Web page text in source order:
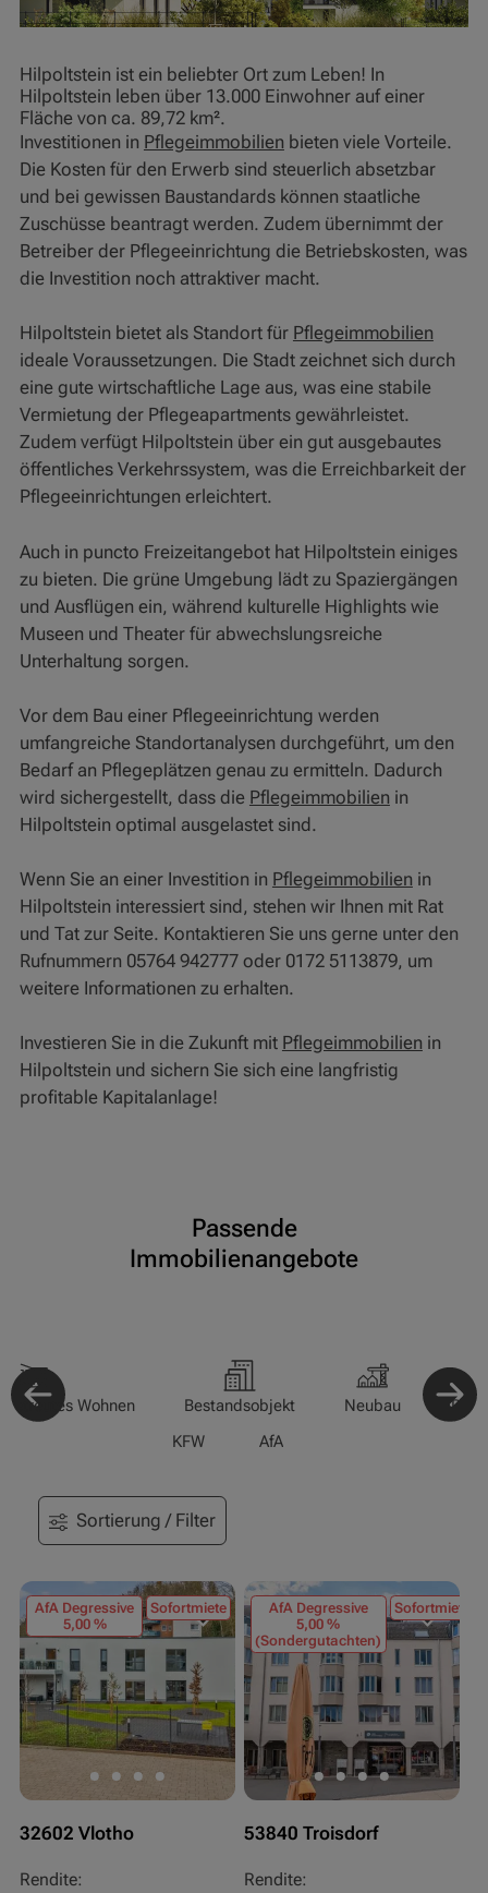
Hilpoltstein ist ein beliebter Ort zum Leben! In
Hilpoltstein leben über 13.000 Einwohner auf einer
Fläche von ca. 89,72 km².
Investitionen in Pflegeimmobilien bieten viele Vorteile.
Die Kosten für den Erwerb sind steuerlich absetzbar
und bei gewissen Baustandards können staatliche
Zuschüsse beantragt werden. Zudem übernimmt der
Betreiber der Pflegeeinrichtung die Betriebskosten, was
die Investition noch attraktiver macht.
Hilpoltstein bietet als Standort für Pflegeimmobilien
ideale Voraussetzungen. Die Stadt zeichnet sich durch
eine gute wirtschaftliche Lage aus, was eine stabile
Vermietung der Pflegeapartments gewährleistet.
Zudem verfügt Hilpoltstein über ein gut ausgebautes
öffentliches Verkehrssystem, was die Erreichbarkeit der
Pflegeeinrichtungen erleichtert.
Auch in puncto Freizeitangebot hat Hilpoltstein einiges
zu bieten. Die grüne Umgebung lädt zu Spaziergängen
und Ausflügen ein, während kulturelle Highlights wie
Museen und Theater für abwechslungsreiche
Unterhaltung sorgen.
Vor dem Bau einer Pflegeeinrichtung werden
umfangreiche Standortanalysen durchgeführt, um den
Bedarf an Pflegeplätzen genau zu ermitteln. Dadurch
wird sichergestellt, dass die Pflegeimmobilien in
Hilpoltstein optimal ausgelastet sind.
Wenn Sie an einer Investition in Pflegeimmobilien in
Hilpoltstein interessiert sind, stehen wir Ihnen mit Rat
und Tat zur Seite. Kontaktieren Sie uns gerne unter den
Rufnummern 05764 942777 oder 0172 5113879, um
weitere Informationen zu erhalten.
Investieren Sie in die Zukunft mit Pflegeimmobilien in
Hilpoltstein und sichern Sie sich eine langfristig
profitable Kapitalanlage!
Passende
Immobilienangebote
Wohnen Bestandsobjekt Neubau
KFW
AfA
Sortierung / Filter
AfA Degressive
5,00 %
Sofortmiete
32602 Vlotho
Rendite:
AfA Degressive
5,00 %
(Sondergutachten)
Sofortmiete
53840 Troisdorf
Rendite: